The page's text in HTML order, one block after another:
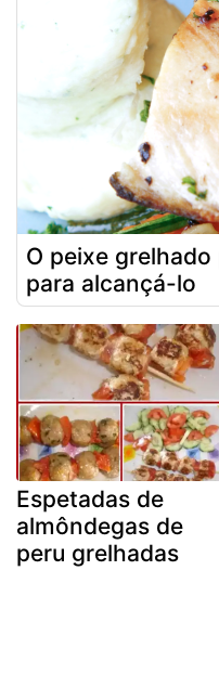
O peixe
para alcançá-lo
Espetadas de
almôndegas de
peru grelhadas